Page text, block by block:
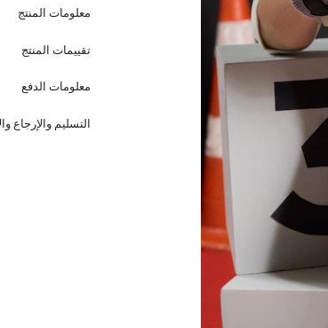
معلومات المنتج
تقييمات المنتج
معلومات الدفع
التسليم والإرجاع